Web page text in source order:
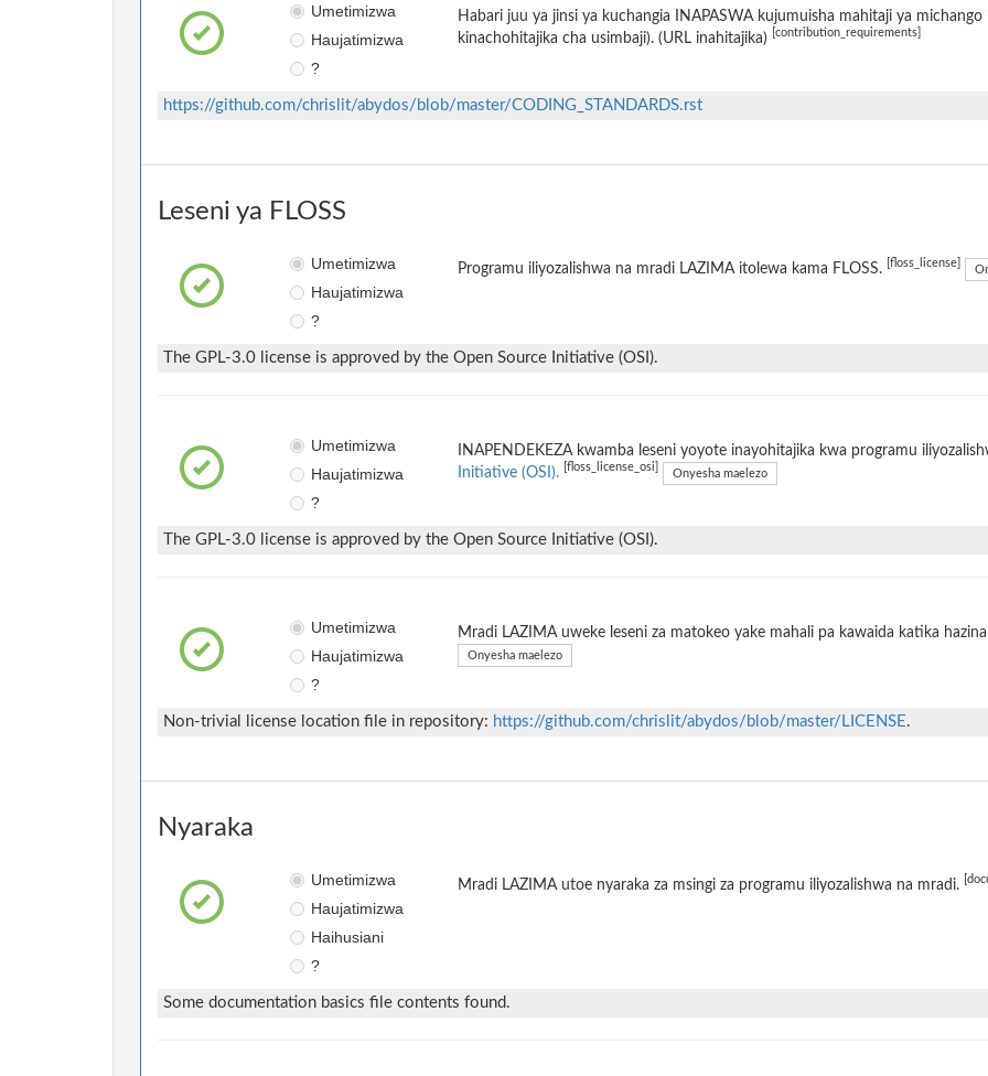
Umetimizwa
Haujatimizwa
?
Habari juu ya jinsi ya kuchangia INAPASWA kujumuisha mahitaji ya
kinachohitajika cha usimbaji). (URL inahitajika)
[contribution_requirements]
https://github.com/chrislit/abydos/blob/master/CODING_STANDARDS.rst
Leseni ya FLOSS
Umetimizwa
Haujatimizwa
?
Programu iliyozalishwa na mradi LAZIMA itolewa kama FLOSS. [floss_license]
The GPL-3.0 license is approved by the Open Source Initiative (OSI).
Umetimizwa
Haujatimizwa
?
INAPENDEKEZA kwamba leseni yoyote inayohitajika kwa programu
Initiative (OSI).
[floss_license_osi] Onyesha maelezo
The GPL-3.0 license is approved by the Open Source Initiative (OSI).
Umetimizwa
Haujatimizwa
?
Mradi LAZIMA uweke leseni za matokeo yake mahali pa kawaida katika
Onyesha maelezo
Non-trivial license location file in repository: https://github.com/chrislit/abydos/blob/master/LICENSE.
Nyaraka
Umetimizwa
Haujatimizwa
Haihusiani
?
Mradi LAZIMA utoe nyaraka za msingi za programu iliyozalishwa na mradi.
Some documentation basics file contents found.